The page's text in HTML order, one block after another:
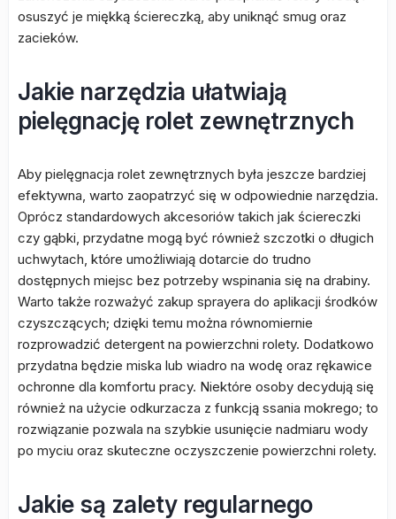
osuszyć je miękką ściereczką, aby uniknąć smug oraz
zacieków.
Jakie narzędzia ułatwiają
pielęgnację rolet zewnętrznych
Aby pielęgnacja rolet zewnętrznych była jeszcze bardziej
efektywna, warto zaopatrzyć się w odpowiednie narzędzia.
Oprócz standardowych akcesoriów takich jak ściereczki
czy gąbki, przydatne mogą być również szczotki o długich
uchwytach, które umożliwiają dotarcie do trudno
dostępnych miejsc bez potrzeby wspinania się na drabiny.
Warto także rozważyć zakup sprayera do aplikacji środków
czyszczących; dzięki temu można równomiernie
rozprowadzić detergent na powierzchni rolety. Dodatkowo
przydatna będzie miska lub wiadro na wodę oraz rękawice
ochronne dla komfortu pracy. Niektóre osoby decydują się
również na użycie odkurzacza z funkcją ssania mokrego; to
rozwiązanie pozwala na szybkie usunięcie nadmiaru wody
po myciu oraz skuteczne oczyszczenie powierzchni rolety.
Jakie są zalety regularnego